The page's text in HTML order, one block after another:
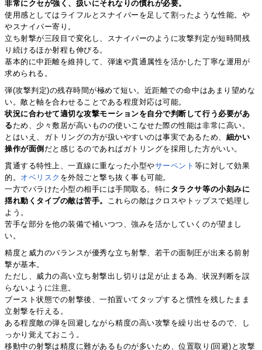
非常にクセが強く、扱いにそれなりの慣れが必要。
使用感としてはライフルとスナイパーを足して割ったような性能。や
やスナイパー寄り。
立ち射撃が三段目で変化し、スナイパーのように攻撃判定が短時間残
り続けるほか射程も伸びる。
基本的に中距離を維持して、弾速や貫通属性を活かした丁寧な運用が
求められる。
弾(攻撃判定)の残存時間が極めて短い。近距離での命中はあまり望めな
い。敵と軸を合わせることである程度対応は可能。
状況に合わせて適切な攻撃モーションを自分で判断して行う必要があ
る ため、少々敷居が高いものの使いこなせた際の性能は非常に高い。
とはいえ、ガトリングの方が扱いやすいのは事実であるため、 細かい
操作が面倒だと感じるのであればガトリングを採用した方がいい。
貫通する特性上、一直線に重なった小型やサーペント 等に対して効果
的。 オベリスク を外殻ごと撃ち抜く事も可能。
一方でバラけた小型の相手には手間取る。特に タラクサ等の小刻みに
揺れ動くタイプの敵は苦手。
これらの敵はクロスやトップスで処理し
よう。
苦手な部分を他の装備で補いつつ、強みを活かしていくのが望まし
い。
精度と威力のバランスが優秀な立ち射撃、若干の面制圧が出来る前射
撃が基本。
ただし、威力の高い立ち射撃出し切りは足が止まる為、状況判断を誤
らないように注意。
ブースト状態での射撃後、一拍置いてタップすると慣性を残したまま
立射撃を行える。
ある程度敵の弾を回避しながら精度の高い攻撃を繰り出せるので、し
っかり覚えておこう。
移動中の射撃は精度に難があるものが多いため、位置取り(回避)と攻撃